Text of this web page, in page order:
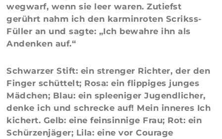
wegwarf, wenn sie leer waren. Zutiefst
gerührt nahm ich den karminroten Scrikss-
Füller an und sagte: „Ich bewahre ihn als
Andenken auf.“
Schwarzer Stift: ein strenger Richter, der den
Finger schüttelt; Rosa: ein flippiges junges
Mädchen; Blau: ein spleeniger Jugendlicher,
denke ich und schrecke auf! Mein inneres Ich
kichert. Gelb: eine feinsinnige Frau; Rot: ein
Schürzenjäger; Lila: eine vor Courage